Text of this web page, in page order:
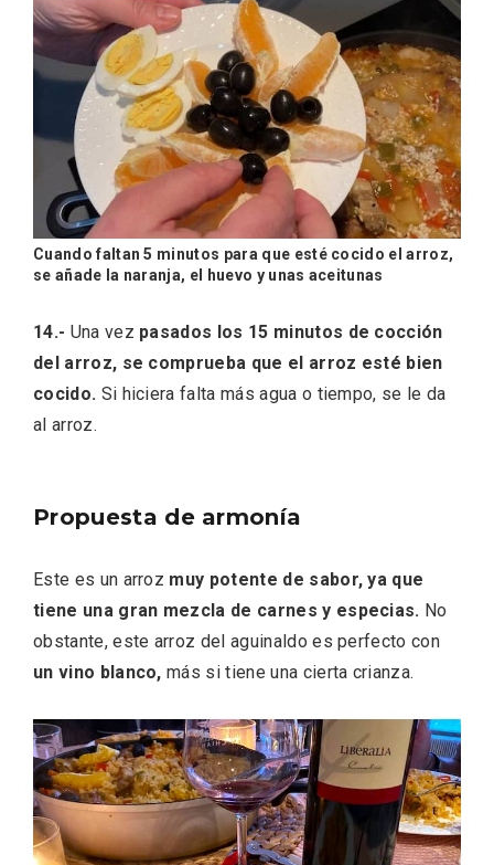
Cuando faltan 5 minutos para que esté cocido el arroz,
se añade la naranja, el huevo y unas aceitunas
14.- Una vez pasados los 15 minutos de cocción
del arroz, se comprueba que el arroz esté bien
cocido. Si hiciera falta más agua o tiempo, se le da
al arroz.
Propuesta de armonía
Este es un arroz muy potente de sabor, ya que
tiene una gran mezcla de carnes y especias. No
obstante, este arroz del aguinaldo es perfecto con
un vino blanco, más si tiene una cierta crianza.
Semana Santa en la Ribera del Duero
2026
Itinerarios musicales en San Miguel del